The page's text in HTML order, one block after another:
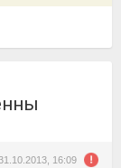
16:09